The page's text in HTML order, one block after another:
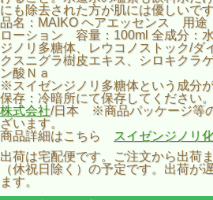
にも除去された方が肌には優しいです
品名：MAIKO ヘアエッセンス 用途
ローション 容量：100ml 全成分：
ジノリ多糖体、レウコノストック/ダ
クスニグラ樹皮エキス、シロキクラ
ン酸Ｎａ
※スイゼンジノリ多糖体という成分
保存：冷暗所にて保存してください
株式会社/日本 ※商品パッケージ等
ざいます。
商品詳細はこちら
スイゼンジノリ
出荷は宅配便です。ご注文から出荷
（休祝日除く）の予定です。出荷が
ます。